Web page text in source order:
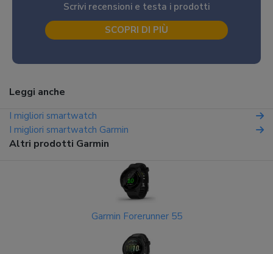
Scrivi recensioni e testa i prodotti
SCOPRI DI PIÙ
Leggi anche
I migliori smartwatch
I migliori smartwatch Garmin
Altri prodotti Garmin
Garmin Forerunner 55